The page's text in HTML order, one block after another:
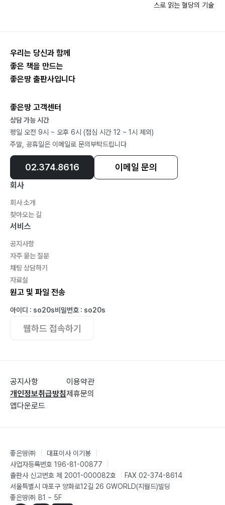
스로 읽는 혈당의 기술
우리는 당신과 함께
좋은 책을 만드는
좋은땅 출판사입니다
좋은땅 고객센터
상담 가능 시간
평일 오전 9시 ~ 오후 6시 (점심 시간 12 ~ 1시 제외)
주말, 공휴일은 이메일로 문의부탁드립니다
02.374.8616 이메일 문의
회사
회사 소개
찾아오는 길
서비스
공지사항
자주 묻는 질문
채팅 상담하기
자료실
원고 및 파일 전송
아이디 : so20s비밀번호 : so20s
웹하드 접속하기
공지사항
개인정보취급방침
앱다운로드
이용약관
제휴문의
좋은땅㈜ 대표이사 이기봉
사업자등록번호 196-81-00877
출판사 신고번호 제 2001-000082호
FAX 02-374-8614
서울특별시 마포구 양화로12길 26 GWORLD(지월드)빌딩
좋은땅㈜ B1 ~ 5F